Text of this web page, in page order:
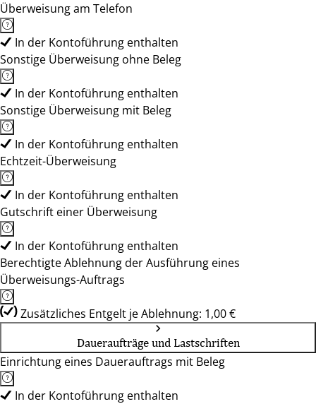
Überweisung am Telefon
In der Kontoführung enthalten
Sonstige Überweisung ohne Beleg
In der Kontoführung enthalten
Sonstige Überweisung mit Beleg
In der Kontoführung enthalten
Echtzeit-Überweisung
In der Kontoführung enthalten
Gutschrift einer Überweisung
In der Kontoführung enthalten
Berechtigte Ablehnung der Ausführung eines
Überweisungs-Auftrags
Zusätzliches Entgelt je Ablehnung: 1,00 €
Daueraufträge und Lastschriften
Einrichtung eines Dauerauftrags mit Beleg
In der Kontoführung enthalten